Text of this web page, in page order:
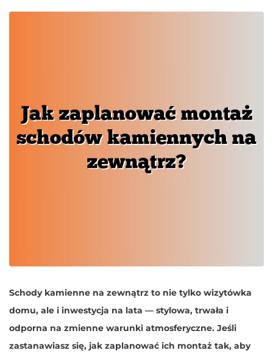
Schody kamienne na zewnątrz to nie tylko wizytówka
domu, ale i inwestycja na lata — stylowa, trwała i
odporna na zmienne warunki atmosferyczne. Jeśli
zastanawiasz się, jak zaplanować ich montaż tak, aby